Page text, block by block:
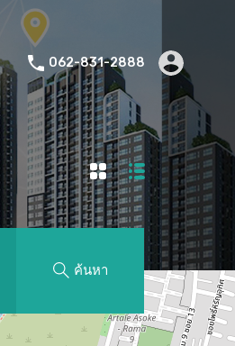
062-831-2888
ค้นหา